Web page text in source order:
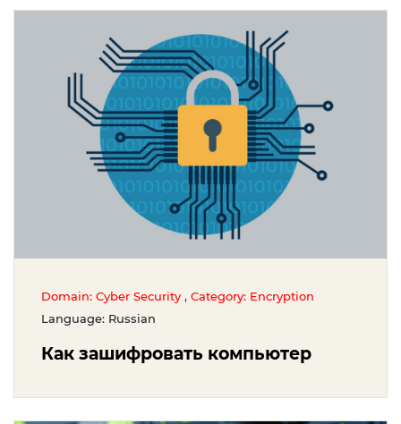
Domain: Cyber Security , Category: Encryption
Language: Russian
Как зашифровать компьютер